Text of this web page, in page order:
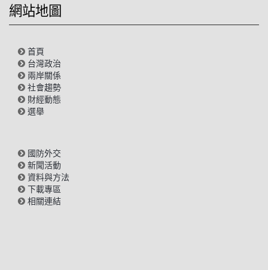
網站地圖
首頁
台灣政治
兩岸關係
社會趨勢
財經動態
選舉
國防外交
新聞活動
資料與方法
下載專區
相關連結